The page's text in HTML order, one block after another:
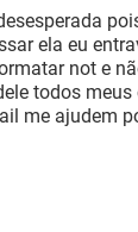
ela eu
not e
todos
me ajudem